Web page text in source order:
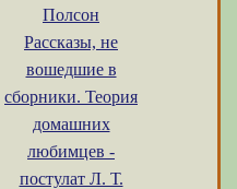
Полсон
Рассказы, не
вошедшие в
сборники. Теория
домашних
любимцев -
постулат Л. Т.